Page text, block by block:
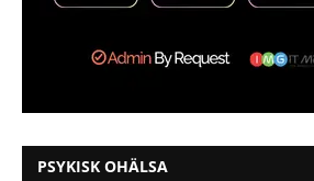
PSYKISK OHÄLSA